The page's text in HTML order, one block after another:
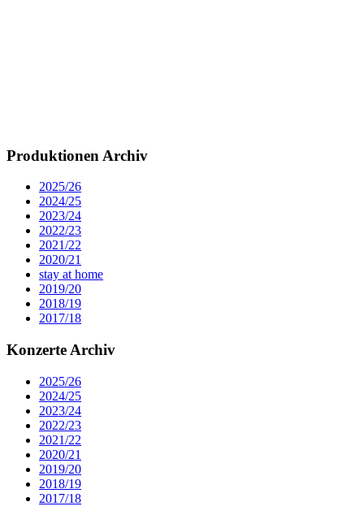
Produktionen Archiv
2025/26
2024/25
2023/24
2022/23
2021/22
2020/21
stay at home
2019/20
2018/19
2017/18
Konzerte Archiv
2025/26
2024/25
2023/24
2022/23
2021/22
2020/21
2019/20
2018/19
2017/18